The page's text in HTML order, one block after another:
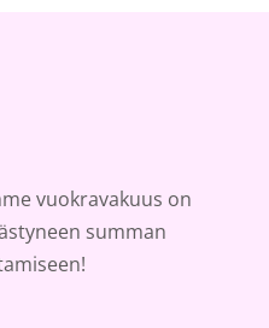
vuokravakuus on
summan